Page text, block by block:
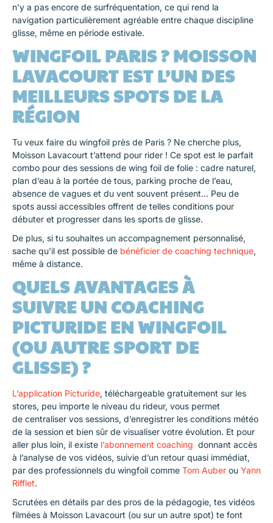
n’y a pas encore de surfréquentation, ce qui rend la
navigation particulièrement agréable entre chaque discipline
glisse, même en période estivale.
WINGFOIL PARIS ? MOISSON
LAVACOURT EST L’UN DES
MEILLEURS SPOTS DE LA
RÉGION
Tu veux faire du wingfoil près de Paris ? Ne cherche plus,
Moisson Lavacourt t’attend pour rider ! Ce spot est le parfait
combo pour des sessions de wing foil de folie : cadre naturel,
plan d’eau à la portée de tous, parking proche de l’eau,
absence de vagues et du vent souvent présent… Peu de
spots aussi accessibles offrent de telles conditions pour
débuter et progresser dans les sports de glisse.
De plus, si tu souhaites un accompagnement personnalisé,
sache qu’il est possible de bénéficier de coaching technique,
même à distance.
QUELS AVANTAGES À
SUIVRE UN COACHING
PICTURIDE EN WINGFOIL
(OU AUTRE SPORT DE
GLISSE) ?
L’application Picturide, téléchargeable gratuitement sur les
stores, peu importe le niveau du rideur, vous permet
de centraliser vos sessions, d’enregistrer les conditions météo
de la session et bien sûr de visualiser votre évolution. Et pour
aller plus loin, il existe l’abonnement coaching donnant accès
à l’analyse de vos vidéos, suivie d’un retour quasi immédiat,
par des professionnels du wingfoil comme Tom Auber ou Yann
Rifflet.
Scrutées en détails par des pros de la pédagogie, tes vidéos
filmées à Moisson Lavacourt (ou sur un autre spot) te font